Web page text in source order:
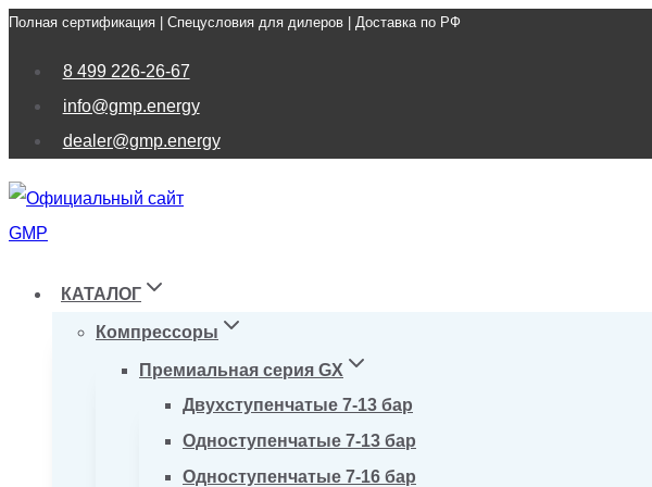
Перейти
Полная сертификация | Спецусловия для дилеров | Доставка по РФ
8 499 226-26-67
info@gmp.energy
dealer@gmp.energy
КАТАЛОГ
Компрессоры
Премиальная серия GX
Двухступенчатые 7-13 бар
Одноступенчатые 7-13 бар
Одноступенчатые 7-16 бар